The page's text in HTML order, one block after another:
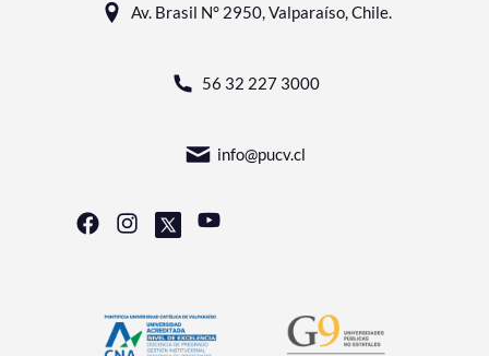
Av. Brasil N° 2950, Valparaíso, Chile.
56 32 227 3000
info@pucv.cl